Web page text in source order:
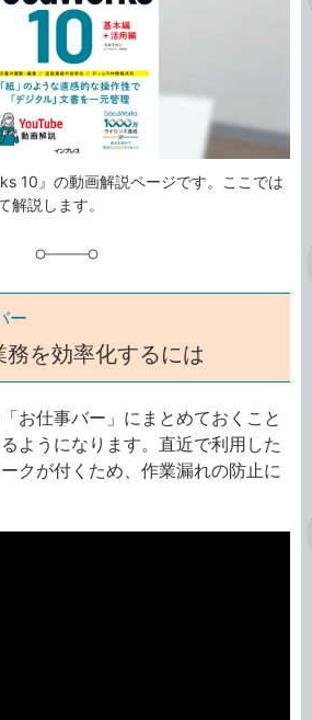
10』の動画解説ページです。ここでは
解説します。
ー
を効率化するには
お仕事バー」にまとめておくこと
ようになります。直近で利用した
クが付くため、作業漏れの防止に